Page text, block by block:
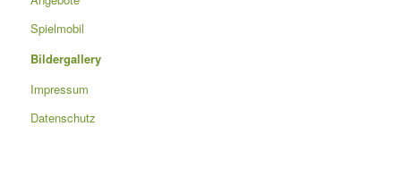
Spielmobil
Bildergallery
Impressum
Datenschutz